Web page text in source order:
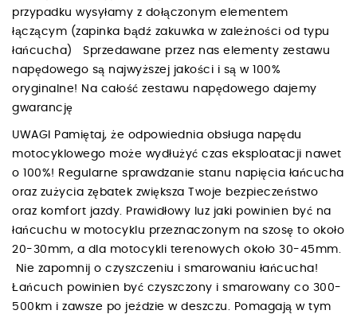
przypadku wysyłamy z dołączonym elementem
łączącym (zapinka bądź zakuwka w zależności od typu
łańcucha) Sprzedawane przez nas elementy zestawu
napędowego są najwyższej jakości i są w 100%
oryginalne! Na całość zestawu napędowego dajemy
gwarancję
UWAGI Pamiętaj, że odpowiednia obsługa napędu
motocyklowego może wydłużyć czas eksploatacji nawet
o 100%! Regularne sprawdzanie stanu napięcia łańcucha
oraz zużycia zębatek zwiększa Twoje bezpieczeństwo
oraz komfort jazdy. Prawidłowy luz jaki powinien być na
łańcuchu w motocyklu przeznaczonym na szosę to około
20-30mm, a dla motocykli terenowych około 30-45mm.
Nie zapomnij o czyszczeniu i smarowaniu łańcucha!
Łańcuch powinien być czyszczony i smarowany co 300-
500km i zawsze po jeździe w deszczu. Pomagają w tym